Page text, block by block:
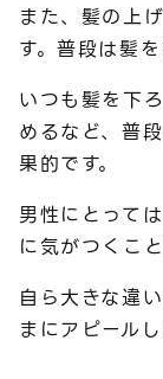
また、髪の上
す。普段は髪
いつも髪を下
めるなど、普
果的です。
男性にとって
に気がつくこ
自ら大きな違
まにアピールし